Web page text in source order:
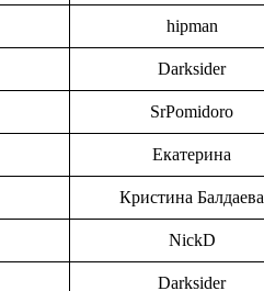
hipman
Darksider
SrPomidoro
Екатерина
Кристина Балдаева
NickD
Darksider